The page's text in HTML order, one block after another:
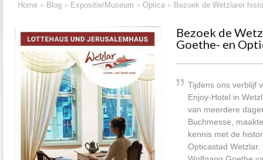
Home » Blog » Expositie/Museum » Optica » Bezoek de Wetzlarer
Bezoek de
Goethe- en
Tijdens ons verblijf
Enjoy-Hotel in
van meerdere
Buchmesse,
kennis met de
Opticastad